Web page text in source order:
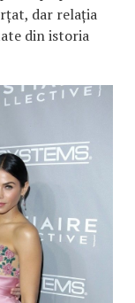
dar relația
din istoria